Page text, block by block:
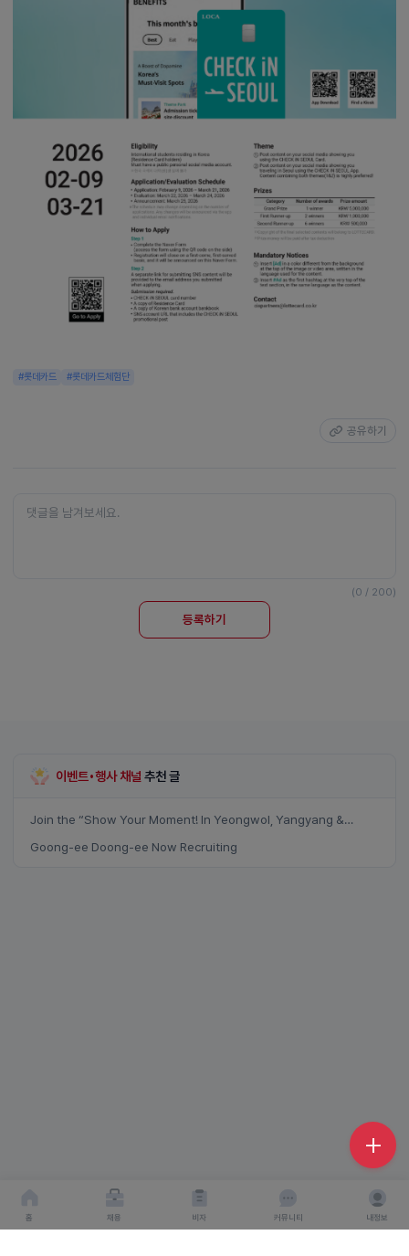
홈 채용 비자 커뮤니티 내정보
#롯데카드 #롯데카드체험단
공유하기
(0 / 200)
등록하기
이벤트•행사 채널 추천 글
Join the “Show Your Moment! In Yeongwol, Yangyang &
Goong-ee Doong-ee Now Recruiting